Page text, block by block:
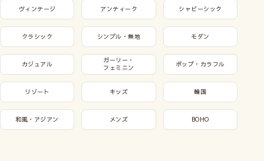
ヴィンテージ アンティーク シャビーシック
クラシック シンプル・無地 モダン
カジュアル
ガーリー・
フェミニン
ポップ・カラフル
リゾート キッズ 韓国
和風・アジアン メンズ BOHO